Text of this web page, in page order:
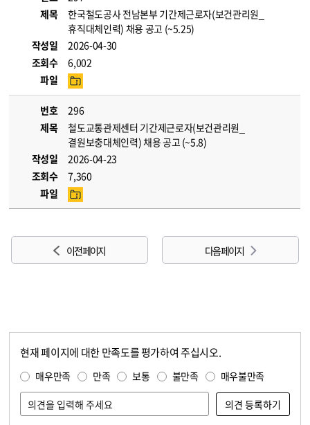
제목
한국철도공사 전남본부 기간제근로자(보건관리원_
휴직대체인력) 채용 공고 (~5.25)
작성일
2026-04-30
조회수
6,002
파일
번호
296
제목
철도교통관제센터 기간제근로자(보건관리원_
결원보충대체인력) 채용 공고 (~5.8)
작성일
2026-04-23
조회수
7,360
파일
이전 페이지 다음 페이지
현재 페이지에 대한 만족도를 평가하여 주십시오.
매우만족 만족 보통 불만족 매우불만족